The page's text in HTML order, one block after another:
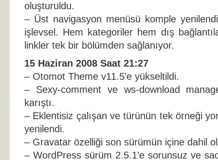
oluşturuldu.
– Üst navigasyon menüsü komple
işlevsel. Hem kategoriler hem dış
linkler tek bir bölümden sağlanıyor.
15 Haziran 2008 Saat 21:27
– Otomot Theme v11.5’e yükseltildi.
– Sexy-comment ve ws-download
karıştı.
– Eklentisiz çalışan ve türünün tek örneği
yenilendi.
– Gravatar özelliği son sürümün içine dahil
– WordPress sürüm 2.5.1’e sorunsuz ve